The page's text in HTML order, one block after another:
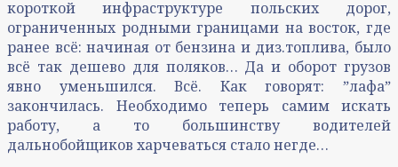
короткой инфраструктуре польских дорог,
ограниченных родными границами на восток, где
ранее всё: начиная от бензина и диз.топлива, было
всё так дешево для поляков… Да и оборот грузов
явно уменьшился. Всё. Как говорят: ˮлафаˮ
закончилась. Необходимо теперь самим искать
работу, а то большинству водителей
дальнобойщиков харчеваться стало негде…